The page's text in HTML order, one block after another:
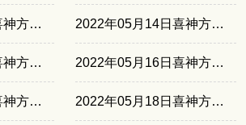
2022年05月13日喜神方位西南 2022年05月14日喜神方位正南
2022年05月15日喜神方位东南 2022年05月16日喜神方位东北
2022年05月17日喜神方位西北 2022年05月18日喜神方位西南